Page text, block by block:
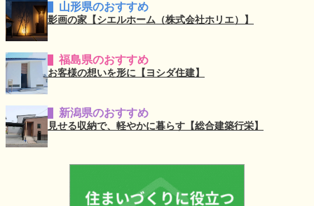
山形県のおすすめ
影画の家【シエルホーム（株式会社ホリエ）】
福島県のおすすめ
お客様の想いを形に【ヨシダ住建】
新潟県のおすすめ
見せる収納で、軽やかに暮らす【総合建築行栄】